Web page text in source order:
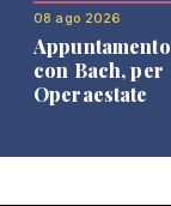
08 ago 2026
Appuntamento
con Bach, per
Operaestate